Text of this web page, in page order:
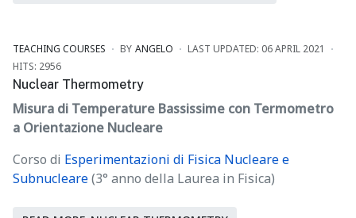
TEACHING COURSES BY ANGELO
LAST UPDATED: 06 APRIL 2021
HITS: 2956
Nuclear Thermometry
Misura di Temperature Bassissime con Termometro
a Orientazione Nucleare
Corso di Esperimentazioni di Fisica Nucleare e
Subnucleare(3° anno della Laurea in Fisica)